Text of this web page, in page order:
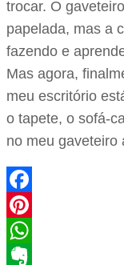
trocar. O
papelada, mas a
fazendo e
Mas agora,
meu escritório
o tapete, o sofá-
no meu gaveteiro
Facebook
Pinterest
WhatsApp